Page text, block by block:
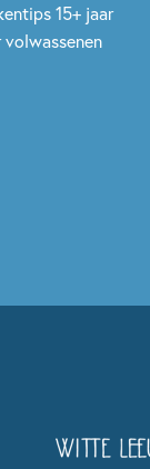
15+ jaar
volwassenen